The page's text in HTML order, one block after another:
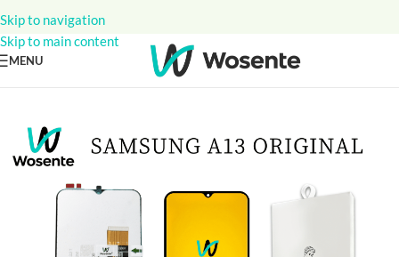
Skip to navigation
Skip to main content
MENU